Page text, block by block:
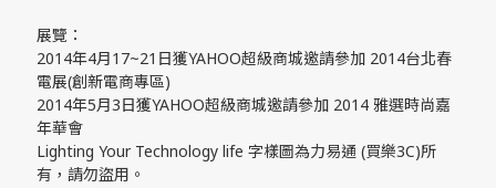
展覽：
2014年4月17~21日獲YAHOO超級商城邀請參加 2014台北春
電展(創新電商專區)
2014年5月3日獲YAHOO超級商城邀請參加 2014 雅選時尚嘉
年華會
Lighting Your Technology life 字樣圖為力易通 (買樂3C)所
有，請勿盜用。